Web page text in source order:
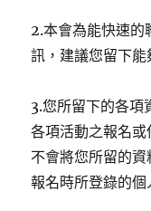
2.本會為能快速的
訊，建議您留下
3.您所留下的各項
各項活動之報名
不會將您所留的
報名時所登錄的個